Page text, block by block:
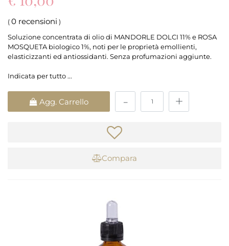
( 0 recensioni )
Soluzione concentrata di olio di MANDORLE DOLCI 11% e ROSA
MOSQUETA biologico 1%, noti per le proprietà emollienti,
elasticizzanti ed antiossidanti. Senza profumazioni aggiunte.
Indicata per tutto ...
Agg. Carrello
Compara